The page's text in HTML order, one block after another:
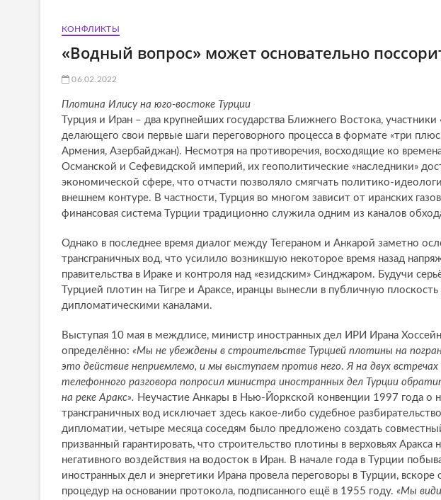
КОНФЛИКТЫ
«Водный вопрос» может основательно
06.02.2022
Плотина Илису на юго-востоке Турции
Турция и Иран – два крупнейших государства Ближнего Востока,
делающего свои первые шаги переговорного процесса в формате «три плюс
Армения, Азербайджан). Несмотря на противоречия, восходящие ко
Османской и Сефевидской империй, их геополитические «наследники»
экономической сфере, что отчасти позволяло смягчать политико-
внешнем контуре. В частности, Турция во многом зависит от иранских
финансовая система Турции традиционно служила одним из каналов
Однако в последнее время диалог между Тегераном и Анкарой заметно
трансграничных вод, что усилило возникшую некоторое время назад
правительства в Ираке и контроля над «езидским» Синджаром. Будучи
Турцией плотин на Тигре и Араксе, иранцы вынесли в публичную
дипломатическими каналами.
Выступая 10 мая в междлисе, министр иностранных дел ИРИ Ирана
определённо: «Мы не убеждены в строительстве Турцией плотины на
это действие неприемлемо, и мы выступаем против него. Я на двух
телефонного разговора попросил министра иностранных дел Турции
на реке Аракс». Неучастие Анкары в Нью-Йоркской конвенции 1997 года о
трансграничных вод исключает здесь какое-либо судебное
дипломатии, четыре месяца соседям было предложено создать
призванный гарантировать, что строительство плотины в верховьях
негативного воздействия на водосток в Иран. В начале года в Турции
иностранных дел и энергетики Ирана провела переговоры в Турции,
процедур на основании протокола, подписанного ещё в 1955 году. «Мы